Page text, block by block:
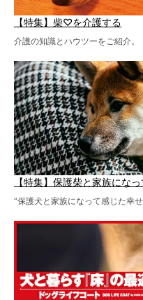
【特集】柴♡を介護する
介護の知識とハウツーをご紹介。
【特集】保護柴と家族になっ
“保護犬と家族になって感じた幸せ